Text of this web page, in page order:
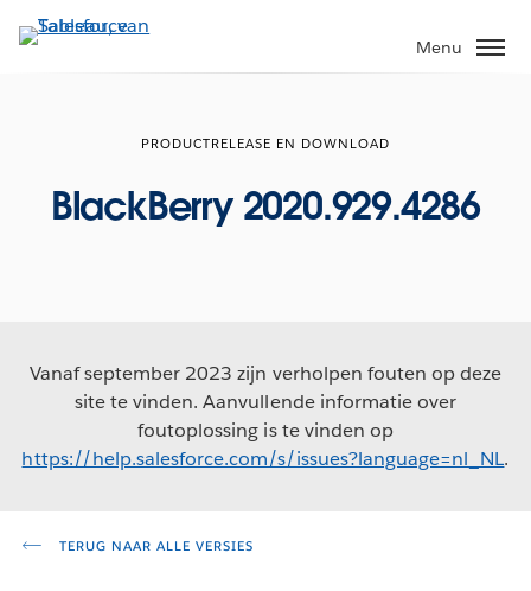
Verder
naar
Menu
PRODUCTRELEASE EN DOWNLOAD
BlackBerry 2020.929.4286
Vanaf september 2023 zijn verholpen fouten op deze
site te vinden. Aanvullende informatie over
foutoplossing is te vinden op
https://help.salesforce.com/s/issues?language=nl_NL.
TERUG NAAR ALLE VERSIES